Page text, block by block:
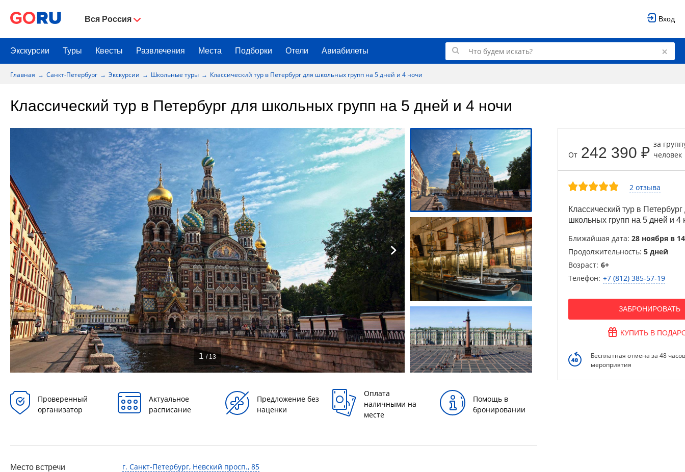
Вся Россия Вход
Экскурсии Туры Квесты Развлечения Места Подборки Отели Авиабилеты
Главная Санкт-Петербург Экскурсии Школьные туры Классический тур в Петербург для школьных групп на 5 дней и 4 ночи
От 242 390 ₽
за
человек
2 отзыва
Классический тур в Петербург
школьных групп на 5 дней и 4
Ближайшая дата: 28 ноября в
Продолжительность: 5 дней
Возраст: 6+
Телефон: +7 (812) 385-57-19
ЗАБРОНИРОВАТЬ
КУПИТЬ В
Бесплатная отмена за 48
мероприятия
Классический тур в Петербург для школьных групп на 5 дней и 4 ночи
1 / 13
Проверенный
организатор
Актуальное
расписание
Предложение без
наценки
Оплата
наличными на
месте
Помощь в
бронировании
Место встречи
г. Санкт-Петербург, Невский просп., 85